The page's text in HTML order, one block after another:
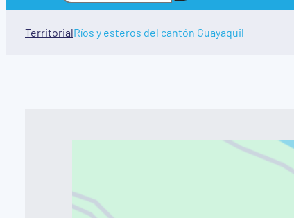
TerritorialRíos y esteros del cantón Guayaquil